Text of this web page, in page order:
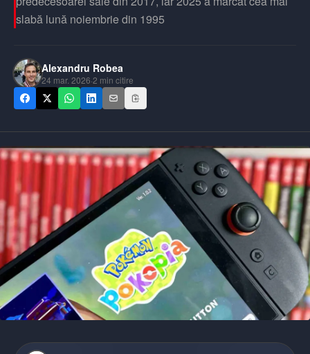
slabă lună noiembrie din 1995
Alexandru Robea
24 mar. 2026·2 min citire